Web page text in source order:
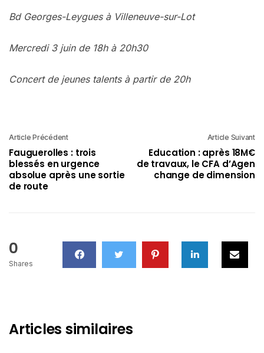
Bd Georges-Leygues à Villeneuve-sur-Lot
Mercredi 3 juin de 18h à 20h30
Concert de jeunes talents à partir de 20h
Article Précédent
Fauguerolles : trois
blessés en urgence
absolue après une sortie
de route
Article Suivant
Education : après 18M€
de travaux, le CFA d’Agen
change de dimension
0
Shares
Articles similaires